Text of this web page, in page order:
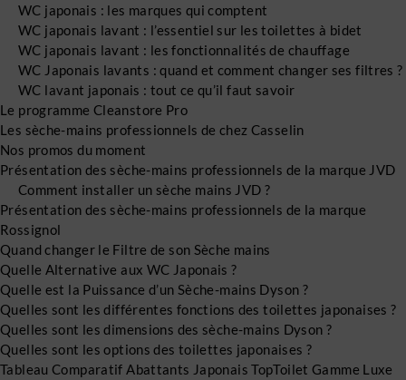
WC japonais : les marques qui comptent
WC japonais lavant : l’essentiel sur les toilettes à bidet
WC japonais lavant : les fonctionnalités de chauffage
WC Japonais lavants : quand et comment changer ses filtres ?
WC lavant japonais : tout ce qu’il faut savoir
Le programme Cleanstore Pro
Les sèche-mains professionnels de chez Casselin
Nos promos du moment
Présentation des sèche-mains professionnels de la marque JVD
Comment installer un sèche mains JVD ?
Présentation des sèche-mains professionnels de la marque
Rossignol
Quand changer le Filtre de son Sèche mains
Quelle Alternative aux WC Japonais ?
Quelle est la Puissance d’un Sèche-mains Dyson ?
Quelles sont les différentes fonctions des toilettes japonaises ?
Quelles sont les dimensions des sèche-mains Dyson ?
Quelles sont les options des toilettes japonaises ?
Tableau Comparatif Abattants Japonais TopToilet Gamme Luxe